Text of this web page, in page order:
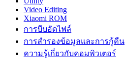
Video Editing
Xiaomi ROM
การบีบอัดไฟล์
การสำรองข้อมูลและการกู้คืน
ความรู้เกี่ยวกับคอมพิวเตอร์